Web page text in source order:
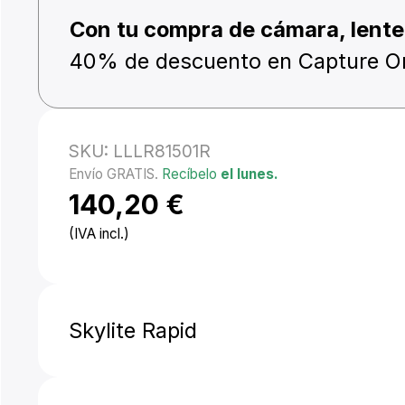
Con tu compra de cámara,
40% de descuento en Capture
SKU: LLLR81501R
Envío GRATIS. Recíbelo el lunes.
140,20 €
(IVA incl.)
Skylite Rapid